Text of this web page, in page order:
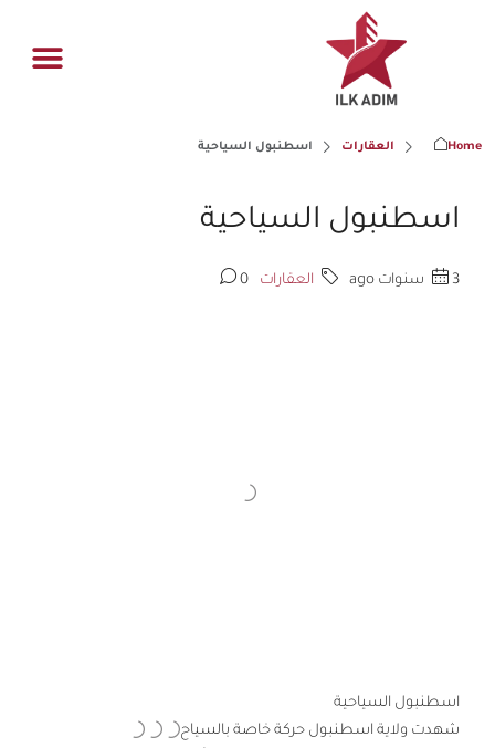
Home العقارات اسطنبول السياحية
اسطنبول السياحية
3 سنوات ago العقارات 0
اسطنبول السياحية
شهدت ولاية اسطنبول حركة خاصة بالسياح